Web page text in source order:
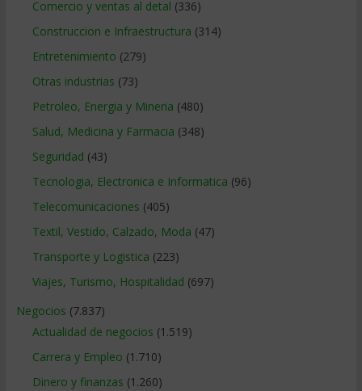
Comercio y ventas al detal (336)
Construccion e Infraestructura (314)
Entretenimiento (279)
Otras industrias (73)
Petroleo, Energia y Mineria (480)
Salud, Medicina y Farmacia (348)
Seguridad (43)
Tecnologia, Electronica e Informatica (96)
Telecomunicaciones (405)
Textil, Vestido, Calzado, Moda (47)
Transporte y Logistica (223)
Viajes, Turismo, Hospitalidad (697)
Negocios (7.837)
Actualidad de negocios (1.519)
Carrera y Empleo (1.710)
Dinero y finanzas (1.260)